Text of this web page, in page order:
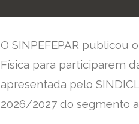
O SINPEFEPAR publicou
Física para participarem
apresentada pelo
2026/2027 do segmento